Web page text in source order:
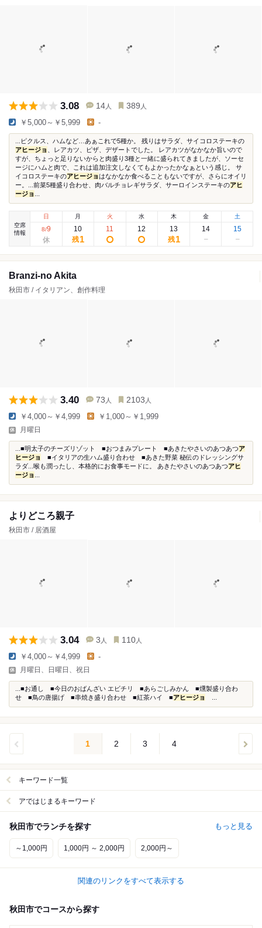
3.08 14 人 389 人
￥5,000～￥5,999 -
...ピクルス、ハムなど…あぁこれで5種か。 残りはサラダ、サイコロステーキの
アヒージョ
、レアカツ、ピザ、デザートでした。 レアカツがなかなか旨いので
すが、ちょっと足りないからと肉盛り3種と一緒に盛られてきましたが、ソーセ
ージにハムと肉で、これは追加注文しなくてもよかったかなぁという感じ。 サ
イコロステーキのアヒージョはなかなか食べることもないですが、さらにオイリ
ー。...前菜5種盛り合わせ、肉バルチョレギサラダ、サーロインステーキのアヒ
ージョ
空席
情報
日
8/9
月
10
残1
火
11
水
12
木
13
残1
金
14
土
15
Branzi-no Akita
秋田市 / イタリアン、創作料理
3.40 73 人 2103 人
￥4,000～￥4,999 ￥1,000～￥1,999
月曜日
...■明太子のチーズリゾット ■おつまみプレート ■あきたやさいのあつあつア
ヒージョ
■イタリアの生ハム盛り合わせ ■あきた野菜 秘伝のドレッシングサ
ラダ...喉も潤ったし、本格的にお食事モードに。 あきたやさいのあつあつアヒ
ージョ
よりどころ親子
秋田市 / 居酒屋
3.04 3 人 110 人
￥4,000～￥4,999 -
月曜日、日曜日、祝日
...■お通し ■今日のおばんざい エビチリ ■あらごしみかん ■燻製盛り合わ
せ ■鳥の唐揚げ ■串焼き盛り合わせ ■紅茶ハイ ■アヒージョ
1 2 3 4
キーワード一覧
アではじまるキーワード
秋田市でランチを探す もっと見る
～1,000円 1,000円 ～ 2,000円 2,000円～
関連のリンクをすべて表示する
秋田市でコースから探す